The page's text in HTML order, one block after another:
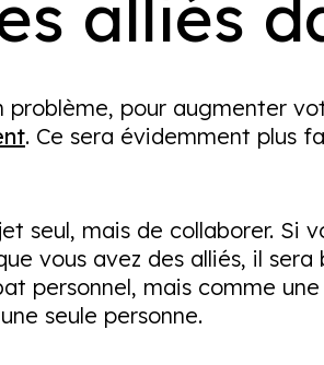
alliés
pour augmenter
. Ce sera évidemment plus
mais de collaborer. Si
vous avez des alliés, il
personnel, mais comme
seule personne.